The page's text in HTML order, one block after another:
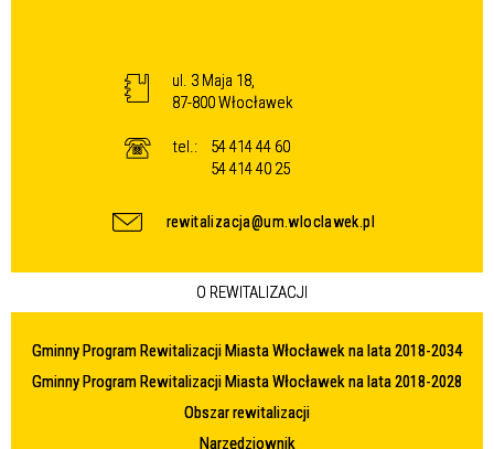
ul. 3 Maja 18,
87-800 Włocławek
tel.:
54 414 44 60
54 414 40 25
rewitalizacja@um.wloclawek.pl
O REWITALIZACJI
Gminny Program Rewitalizacji Miasta Włocławek na lata 2018-2034
Gminny Program Rewitalizacji Miasta Włocławek na lata 2018-2028
Obszar rewitalizacji
Narzędziownik